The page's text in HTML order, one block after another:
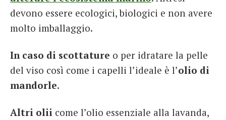
devono essere ecologici, biologici e non avere
molto imballaggio.
In caso di scottature o per idratare la pelle
del viso così come i capelli l’ideale è l’olio di
mandorle.
Altri olii come l’olio essenziale alla lavanda,